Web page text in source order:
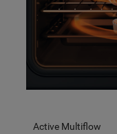
Active Multiflow